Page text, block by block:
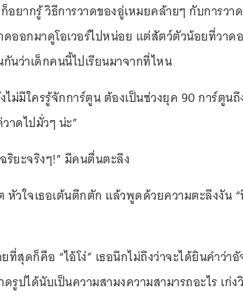
ยากรู้ วิธีการวาดของอู่เหมยคล้ายๆ กับการวา
ดออกมาดูโอเวอร์ไปหน่อย แต่สัตว์ตัวน้อยที่วา
นว่าเด็กคนนี้ไปเรียนมาจากที่ไหน
ม่มีใครรู้จักการ์ตูน ต้องเป็นช่วงยุค 90 การ์ตูน
าดไปมั่วๆ น่ะ”
ริยะจริงๆ!” มีคนตื่นตะลึง
หัวใจเธอเต้นตึกตัก แล้วพูดด้วยความตะลึงงัน “
สุดก็คือ “ไอ้โง่” เธอนึกไม่ถึงว่าจะได้ยินคำว่า
ดรูปได้นับเป็นความสามงความสามารถอะไร เ